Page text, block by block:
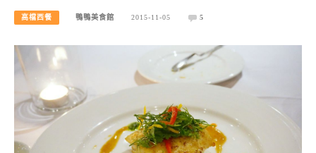
高檔西餐 鴨鴨美食館 2015-11-05 5